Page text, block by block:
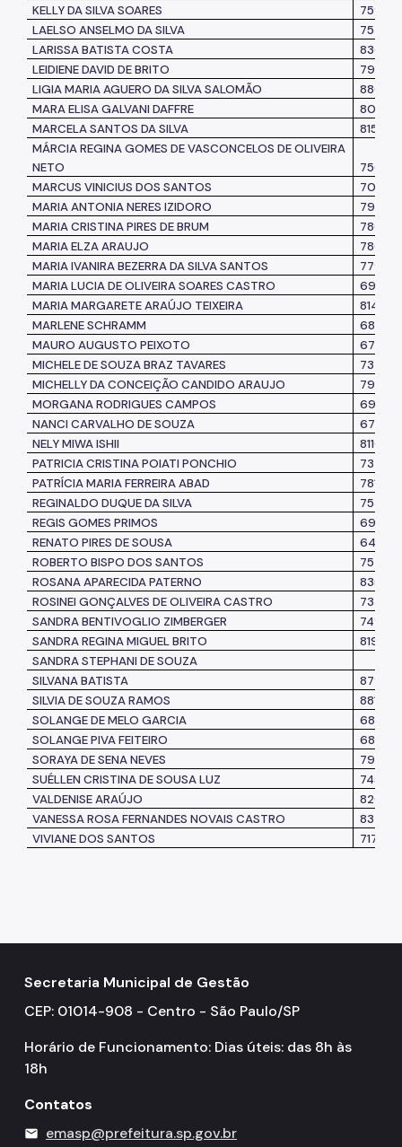
KELLY DA SILVA SOARES
LAELSO ANSELMO DA SILVA
LARISSA BATISTA COSTA
LEIDIENE DAVID DE BRITO
LIGIA MARIA AGUERO DA SILVA SALOMÃO
MARA ELISA GALVANI DAFFRE
MARCELA SANTOS DA SILVA
MÁRCIA REGINA GOMES DE VASCONCELOS DE OLIVEIRA
NETO
MARCUS VINICIUS DOS SANTOS
MARIA ANTONIA NERES IZIDORO
MARIA CRISTINA PIRES DE BRUM
MARIA ELZA ARAUJO
MARIA IVANIRA BEZERRA DA SILVA SANTOS
MARIA LUCIA DE OLIVEIRA SOARES CASTRO
MARIA MARGARETE ARAÚJO TEIXEIRA
MARLENE SCHRAMM
6831711
MAURO AUGUSTO PEIXOTO
MICHELE DE SOUZA BRAZ TAVARES
MICHELLY DA CONCEIÇÃO CANDIDO ARAUJO
MORGANA RODRIGUES CAMPOS
NANCI CARVALHO DE SOUZA
NELY MIWA ISHII
PATRICIA CRISTINA POIATI PONCHIO
PATRÍCIA MARIA FERREIRA ABAD
REGINALDO DUQUE DA SILVA
REGIS GOMES PRIMOS
RENATO PIRES DE SOUSA
ROBERTO BISPO DOS SANTOS
ROSANA APARECIDA PATERNO
ROSINEI GONÇALVES DE OLIVEIRA CASTRO
SANDRA BENTIVOGLIO ZIMBERGER
SANDRA REGINA MIGUEL BRITO
8191361
SANDRA STEPHANI DE SOUZA
SILVANA BATISTA
SILVIA DE SOUZA RAMOS
SOLANGE DE MELO GARCIA
SOLANGE PIVA FEITEIRO
SORAYA DE SENA NEVES
SUÉLLEN CRISTINA DE SOUSA LUZ
VALDENISE ARAÚJO
VANESSA ROSA FERNANDES NOVAIS CASTRO
VIVIANE DOS SANTOS
Secretaria Municipal de Gestão
CEP: 01014-908 - Centro - São Paulo/SP
Horário de Funcionamento: Dias úteis: das 8h às
18h
Contatos
mail emasp@prefeitura.sp.gov.br